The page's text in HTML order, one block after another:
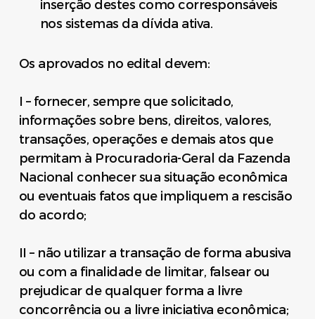
inserção destes como corresponsáveis
nos sistemas da dívida ativa.
Os aprovados no edital devem:
I – fornecer, sempre que solicitado,
informações sobre bens, direitos, valores,
transações, operações e demais atos que
permitam à Procuradoria-Geral da Fazenda
Nacional conhecer sua situação econômica
ou eventuais fatos que impliquem a rescisão
do acordo;
II – não utilizar a transação de forma abusiva
ou com a finalidade de limitar, falsear ou
prejudicar de qualquer forma a livre
concorrência ou a livre iniciativa econômica;